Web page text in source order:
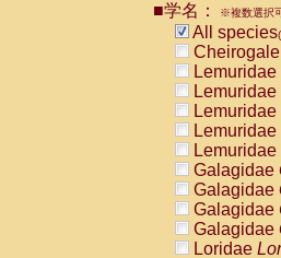
Cebidae
Cebidae
Cebidae
Cebidae
Atelidae
Atelidae
Atelidae
Atelidae
Atelidae
Atelidae
Atelidae
Atelidae
Atelidae
■学名： ※複数選択
All species
Lemuridae
Lemuridae
Lemuridae
Lemuridae
Lemuridae
Galagidae
Galagidae
Galagidae
Galagidae
Loridae